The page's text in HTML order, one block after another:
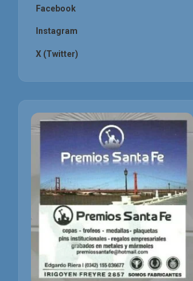
Facebook
Instagram
X (Twitter)